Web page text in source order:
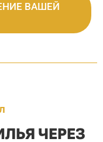
ВАШЕЙ
ЧЕРЕЗ